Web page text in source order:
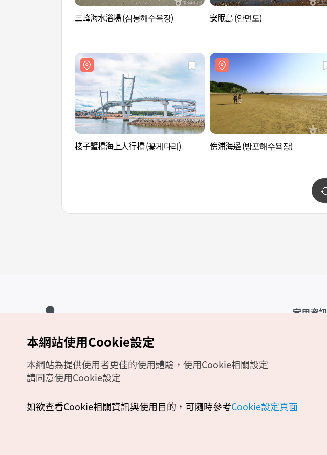
三峰海水浴場 (삼봉해수욕장) 安眠島 (안면도)
梭子蟹橋海上人行橋 (꽃게다리) 傍浦海邊 (방포해수욕장)
實用資訊
Copyrights (c) 韓國觀光公社版權所有
如有相關疑問或建議，歡迎來信至官方信箱
本網站使用Cookie設定
本網站為提供使用者更佳的使用體驗，使用Cookie相關設定
請同意使用Cookie設定
如欲查看Cookie相關資訊與使用目的，可隨時參考Cookie設定頁面